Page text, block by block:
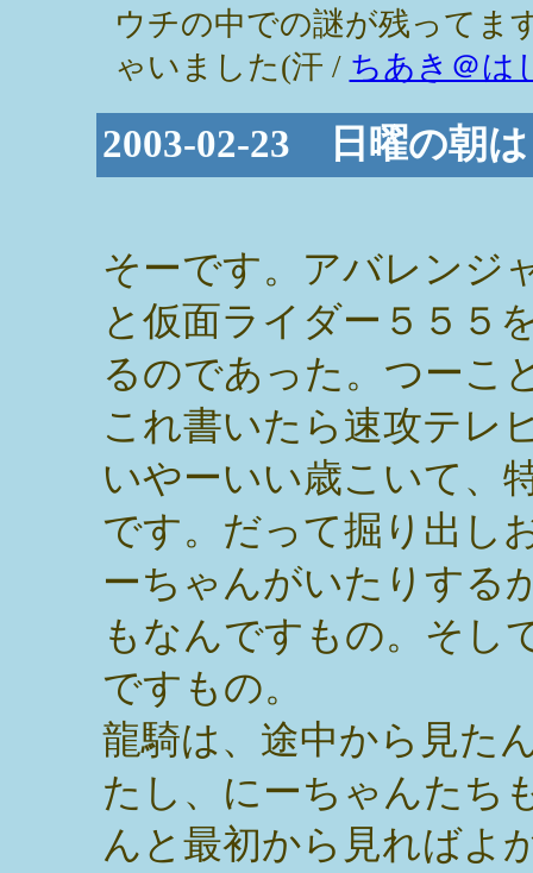
ウチの中での謎が残ってま
ゃいました(汗 / ちあき＠は
2003-02-23 日曜の朝は
そーです。アバレンジ
と仮面ライダー５５５
るのであった。つーこ
これ書いたら速攻テレ
いやーいい歳こいて、
です。だって掘り出し
ーちゃんがいたりする
もなんですもの。そし
ですもの。
龍騎は、途中から見た
たし、にーちゃんたち
んと最初から見ればよ